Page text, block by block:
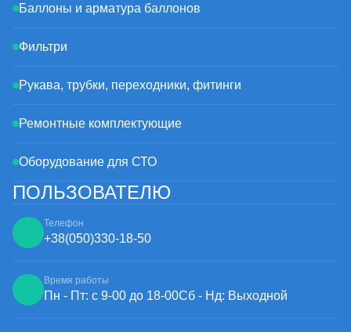
Баллоны и арматура баллонов
Фильтри
Рукава, трубки, переходники, фитинги
Ремонтные комплектующие
Оборудование для СТО
ПОЛЬЗОВАТЕЛЮ
Телефон
+38(050)330-18-50
Время работы
Пн - Пт: с 9-00 до 18-00Сб - Нд: Выходной